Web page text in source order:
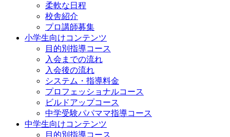
柔軟な日程
校舎紹介
プロ講師募集
小学生向けコンテンツ
目的別指導コース
入会までの流れ
入会後の流れ
システム・指導料金
プロフェッショナルコース
ビルドアップコース
中学受験パパママ指導コース
中学生向けコンテンツ
目的別指導コース